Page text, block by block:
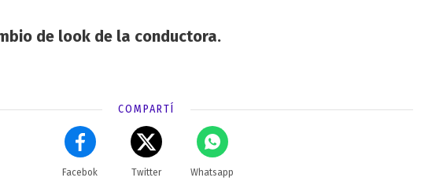
de look de la conductora.
COMPARTÍ
Facebok Twitter Whatsapp